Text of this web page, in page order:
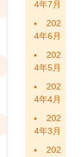
4年7月
202
4年6月
202
4年5月
202
4年4月
202
4年3月
202